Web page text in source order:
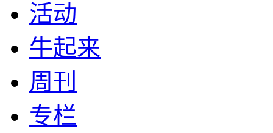
活动
牛起来
周刊
专栏